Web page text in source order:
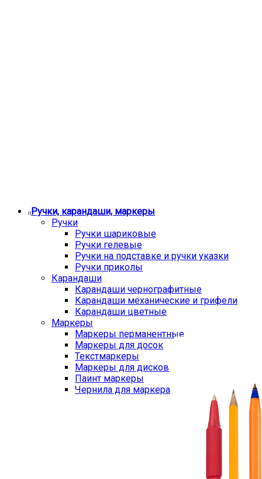
Ручки, карандаши, маркеры
Ручки
Ручки шариковые
Ручки гелевые
Ручки на подставке и ручки указки
Ручки приколы
Карандаши
Карандаши чернографитные
Карандаши механические и грифели
Карандаши цветные
Маркеры
Маркеры перманентные
Маркеры для досок
Текстмаркеры
Маркеры для дисков
Паинт маркеры
Чернила для маркера